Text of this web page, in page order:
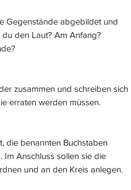
Gegenstände abgebildet und
den Laut? Am Anfang?
zusammen und schreiben sich
erraten werden müssen.
die benannten Buchstaben
Im Anschluss sollen sie die
und an den Kreis anlegen.